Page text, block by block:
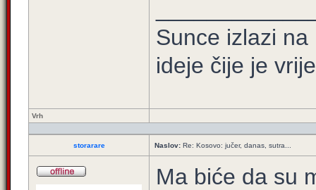
Sunce izlazi
ideje čije je
Vrh
storarare Naslov: Re: Kosovo: jučer, danas, sutra...
Ma biće da su